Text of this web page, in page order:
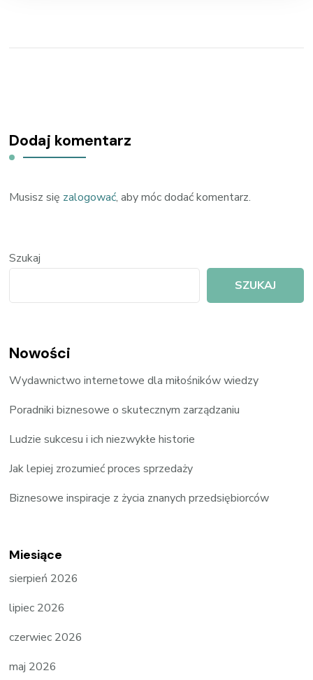
Dodaj komentarz
Musisz się zalogować, aby móc dodać komentarz.
Szukaj
SZUKAJ
Nowości
Wydawnictwo internetowe dla miłośników wiedzy
Poradniki biznesowe o skutecznym zarządzaniu
Ludzie sukcesu i ich niezwykłe historie
Jak lepiej zrozumieć proces sprzedaży
Biznesowe inspiracje z życia znanych przedsiębiorców
Miesiące
sierpień 2026
lipiec 2026
czerwiec 2026
maj 2026